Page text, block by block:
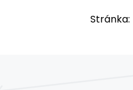
Stránka: